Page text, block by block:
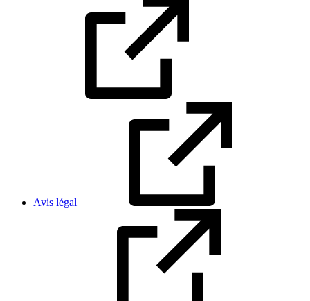
Avis légal